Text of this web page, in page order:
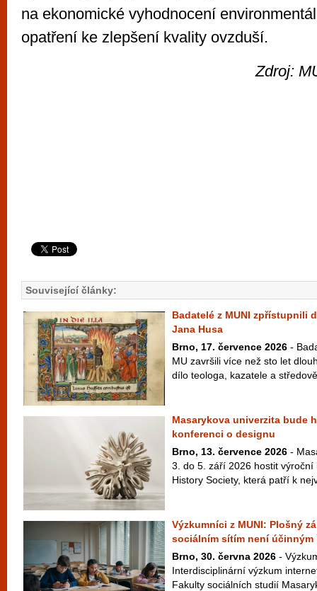
na ekonomické vyhodnocení
opatření ke zlepšení kvality ovzduší.
Zdroj:
Související články:
Badatelé z MUNI zpřístupnili
Jana Husa
Brno, 17. července 2026 -
MU završili více než sto let
dílo teologa, kazatele a
Masarykova univerzita bude
konferenci o designu
Brno, 13. července 2026 -
3. do 5. září 2026 hostit
History Society, která patří k
Výzkumníci z MUNI: Plošný
sociálním sítím není účinným
Brno, 30. června 2026 -
Interdisciplinární výzkum
Fakulty sociálních studií